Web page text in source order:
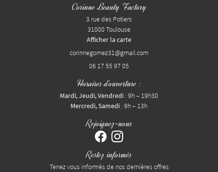
Corinne Beauty Factory
3 rue des Potiers
31000 Toulouse
Afficher la carte
06 17 55 97 05
Horaires d'ouverture :
Mardi, Jeudi, Vendredi : 9h – 19h30
Mercredi, Samedi : 9h – 13h
Rejoignez-nous
Restez informés
Tenez vous informés de nos dernières offres